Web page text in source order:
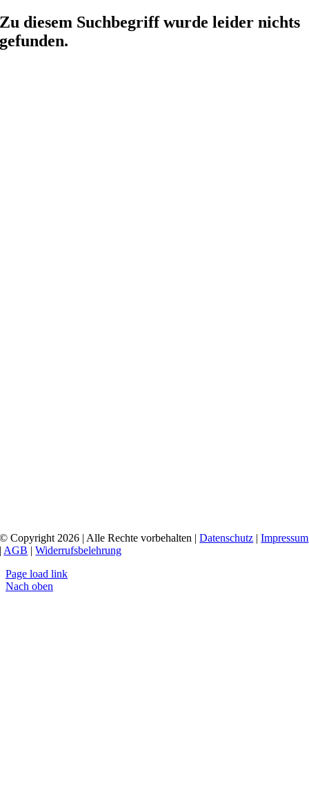
Zu diesem Suchbegriff wurde leider nichts
gefunden.
© Copyright 2026 | Alle Rechte vorbehalten |Datenschutz |Impressum
| AGB |Widerrufsbelehrung
Page load link
Nach oben